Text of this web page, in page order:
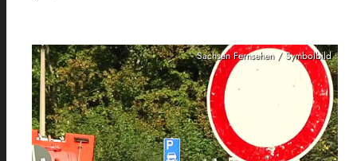
Sachsen Fernsehen / Symbolbild